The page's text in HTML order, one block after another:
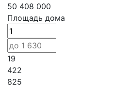
50 408 000
Площадь дома
19
422
825